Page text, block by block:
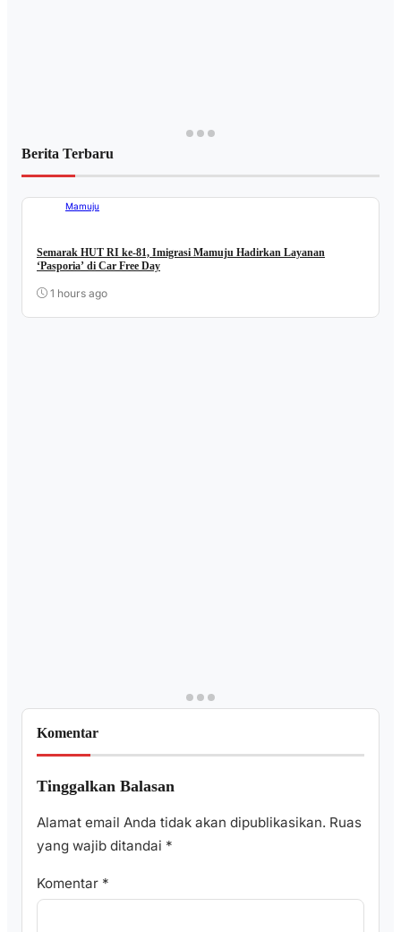
Berita Terbaru
Mamuju
Semarak HUT RI ke-81, Imigrasi Mamuju Hadirkan Layanan
‘Pasporia’ di Car Free Day
1 hours ago
Komentar
Tinggalkan Balasan
Alamat email Anda tidak akan dipublikasikan. Ruas
yang wajib ditandai *
Komentar *